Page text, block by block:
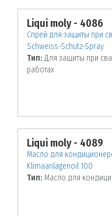
Liqui moly - 4086
Спрей для защиты при
Schweiss-Schutz-Spray
Тип: Для защиты при
работах
Liqui moly - 4089
Масло для
Klimaanlagenoil 100
Тип: Масло для